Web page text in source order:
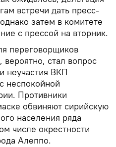
встречи дать пресс-
затем в комитете
с прессой на вторник.
переговорщиков
стал вопрос
неучастия ВКП
неспокойной
Противники
обвиняют сирийскую
населения ряда
числе окрестности
Алеппо.